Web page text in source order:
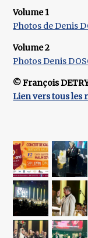
Volume 1
Photos de Denis
Volume 2
Photos Denis
© François
Lien vers tous les